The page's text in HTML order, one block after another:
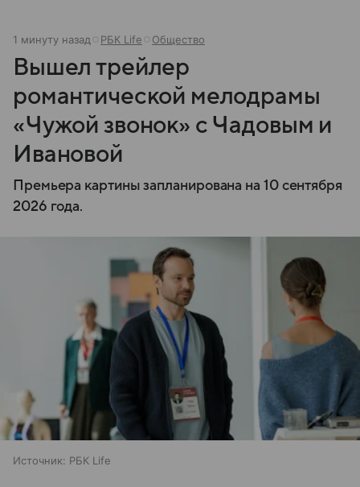
1 минуту назад РБК Life Общество
Вышел трейлер
романтической мелодрамы
«Чужой звонок» с Чадовым и
Ивановой
Премьера картины запланирована на 10 сентября
2026 года.
Источник: РБК Life